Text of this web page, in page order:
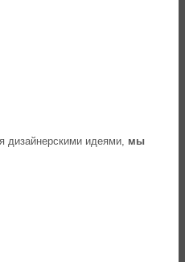
дизайнерскими идеями, мы